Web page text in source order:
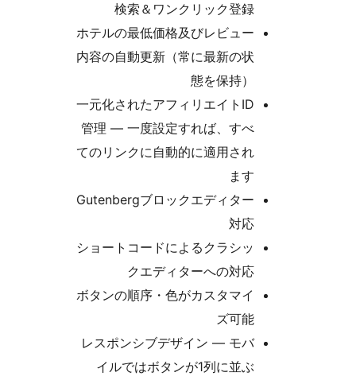
検索＆ワンクリック登録
ホテルの最低価格及びレビュー
内容の自動更新（常に最新の状
一元化されたアフィリエイトID
管理 — 一度設定すれば、すべ
てのリンクに自動的に適用され
Gutenbergブロックエディター
ショートコードによるクラシッ
クエディターへの対応
ボタンの順序・色がカスタマイ
レスポンシブデザイン — モバ
イルではボタンが1列に並ぶ